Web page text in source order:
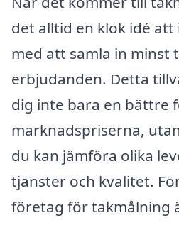
det alltid en klok idé att
med att samla in minst
erbjudanden. Detta
dig inte bara en bättre
marknadspriserna,
du kan jämföra olika
tjänster och kvalitet.
företag för takmålning